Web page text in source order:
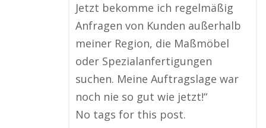
Jetzt bekomme ich regelmäßig
Anfragen von Kunden außerhalb
meiner Region, die Maßmöbel
oder Spezialanfertigungen
suchen. Meine Auftragslage war
noch nie so gut wie jetzt!“
No tags for this post.